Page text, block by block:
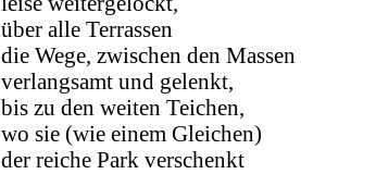
über alle Terrassen
die Wege, zwischen den Massen
verlangsamt und gelenkt,
bis zu den weiten Teichen,
wo sie (wie einem Gleichen)
der reiche Park verschenkt